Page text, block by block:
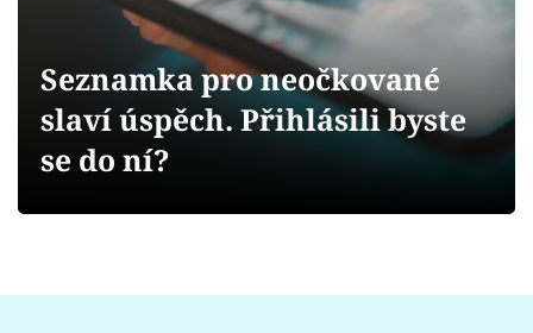
Videa
Sledujte prima+
Seznamka pro neočkované
slaví úspěch. Přihlásili byste
se do ní?